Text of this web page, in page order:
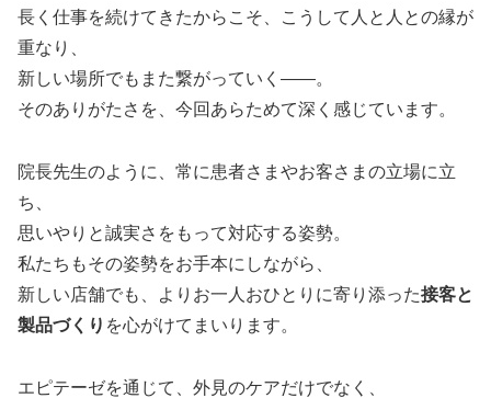
長く仕事を続けてきたからこそ、こうして人と人との縁が
重なり、
新しい場所でもまた繋がっていく——。
そのありがたさを、今回あらためて深く感じています。
院長先生のように、常に患者さまやお客さまの立場に立
ち、
思いやりと誠実さをもって対応する姿勢。
私たちもその姿勢をお手本にしながら、
新しい店舗でも、よりお一人おひとりに寄り添った接客と
製品づくり を心がけてまいります。
エピテーゼを通じて、外見のケアだけでなく、